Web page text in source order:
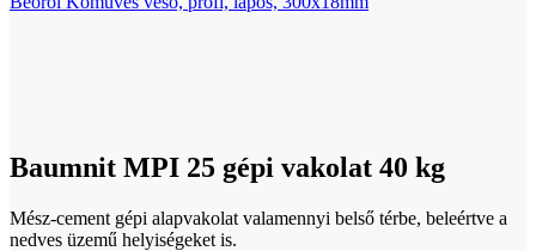
Baumnit MPI 25 gépi vakolat 40 kg
Mész-cement gépi alapvakolat valamennyi belső térbe, beleértve a
nedves üzemű helyiségeket is.